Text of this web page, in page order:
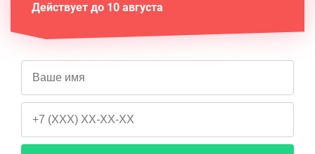
Действует до 10 августа